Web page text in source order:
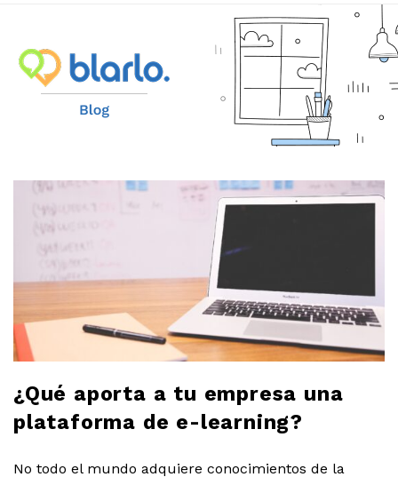
B
o
b
o
g
¿Qué aporta a tu empresa una
plataforma de e-learning?
No todo el mundo adquiere conocimientos de la